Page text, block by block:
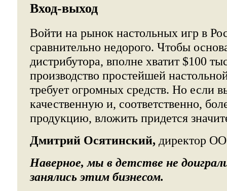
Вход-выход
Войти на рынок настольных игр в
сравнительно недорого. Чтобы
дистрибутора, вполне хватит $100
производство простейшей
требует огромных средств. Но если
качественную и, соответственно,
продукцию, вложить придется
Дмитрий Осятинский, директор
Наверное, мы в детстве не
занялись этим бизнесом.